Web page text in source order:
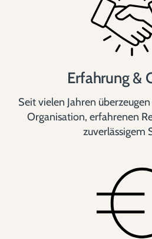
Erfahrung &
Seit vielen Jahren
Organisation, erfahrenen
zuverlässigem